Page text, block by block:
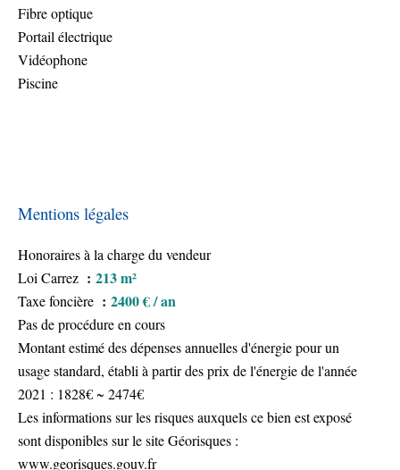
Fibre optique
Portail électrique
Vidéophone
Piscine
Mentions légales
Honoraires à la charge du vendeur
Loi Carrez
213 m²
Taxe foncière 2400 € / an
Pas de procédure en cours
Montant estimé des dépenses annuelles d'énergie pour un
usage standard, établi à partir des prix de l'énergie de l'année
2021 : 1828€ ~ 2474€
Les informations sur les risques auxquels ce bien est exposé
sont disponibles sur le site Géorisques :
www.georisques.gouv.fr